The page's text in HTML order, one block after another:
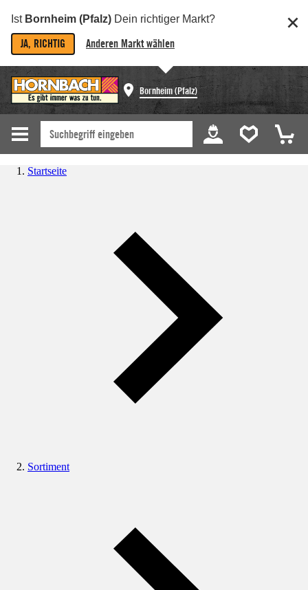
Ist Bornheim (Pfalz) Dein richtiger Markt?
JA, RICHTIG Anderen Markt wählen
Bornheim (Pfalz)
Startseite
Sortiment